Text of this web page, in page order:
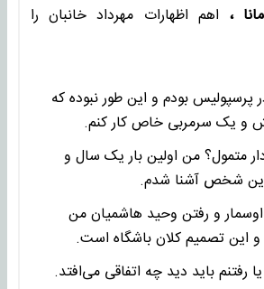
، اهم اظهارات مهرداد خانبان را
در پرسپولیس بودم و این طور نبوده که
و یک سرمربی خاص کار کنم.
متمول؟ من اولین بار یک سال و
شخص آشنا شدم.
اوسمار و رفتن وحید هاشمیان من
و این تصمیم کلان باشگاه است.
رفتنم باید دید چه اتفاقی می‌افتد.